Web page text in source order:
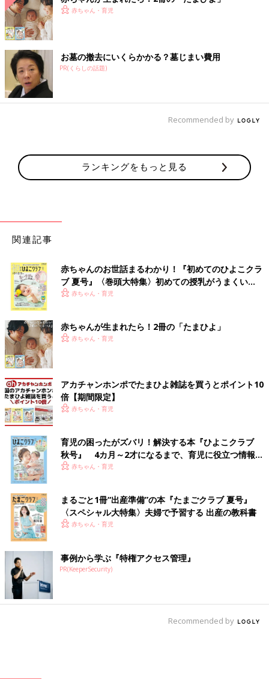
赤ちゃん・育児
お墓の撤去にいくらかかる？墓じまい費用
PR(くらしの話題)
Recommended by
ランキングをもっと見る
関連記事
赤ちゃんのお世話まるわかり！『初めてのひよこクラ
ブ 夏号』〈巻頭大特集〉初めての授乳がうまくい
く！ おっぱい・ミルクの基本と夏のトラブル 解決テ
赤ちゃん・育児
赤ちゃんが生まれたら！2冊の「たまひよ」
赤ちゃん・育児
アカチャンホンポでたまひよ雑誌を買うとポイント10
倍【期間限定】
赤ちゃん・育児
育児の困ったがズバリ！解決する本『ひよこクラブ
秋号』 4カ月～2才になるまで、育児に役立つ情報が
いっぱい！
赤ちゃん・育児
まるごと1冊“出産準備”の本『たまごクラブ 夏号』
〈スペシャル大特集〉夫婦で予習する 出産の教科書
赤ちゃん・育児
事例から学ぶ『特権アクセス管理』
PR(KeeperSecurity)
Recommended by